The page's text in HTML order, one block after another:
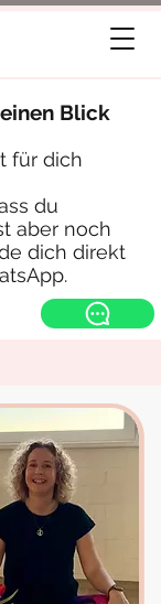
Blick
für dich
du
aber noch
dich direkt